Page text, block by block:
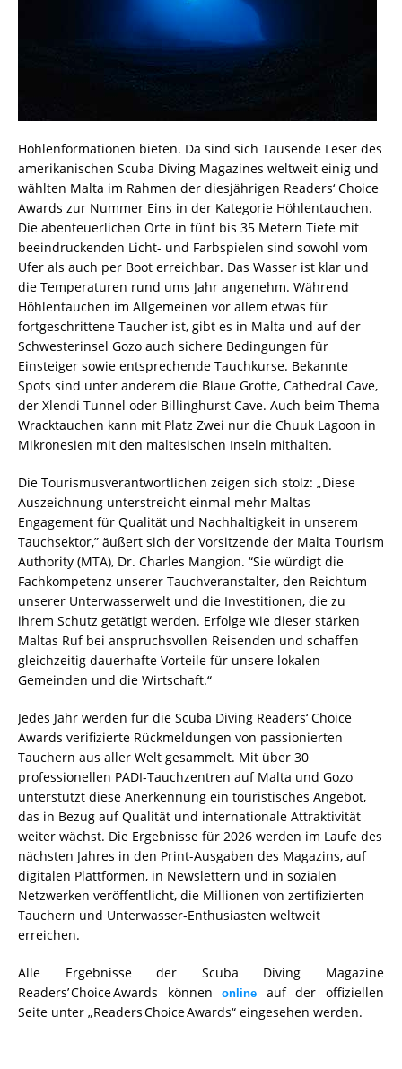
Höhlenformationen bieten. Da sind sich Tausende Leser des
amerikanischen Scuba Diving Magazines weltweit einig und
wählten Malta im Rahmen der diesjährigen Readers‘ Choice
Awards zur Nummer Eins in der Kategorie Höhlentauchen.
Die abenteuerlichen Orte in fünf bis 35 Metern Tiefe mit
beeindruckenden Licht- und Farbspielen sind sowohl vom
Ufer als auch per Boot erreichbar. Das Wasser ist klar und
die Temperaturen rund ums Jahr angenehm. Während
Höhlentauchen im Allgemeinen vor allem etwas für
fortgeschrittene Taucher ist, gibt es in Malta und auf der
Schwesterinsel Gozo auch sichere Bedingungen für
Einsteiger sowie entsprechende Tauchkurse. Bekannte
Spots sind unter anderem die Blaue Grotte, Cathedral Cave,
der Xlendi Tunnel oder Billinghurst Cave. Auch beim Thema
Wracktauchen kann mit Platz Zwei nur die Chuuk Lagoon in
Mikronesien mit den maltesischen Inseln mithalten.
Die Tourismusverantwortlichen zeigen sich stolz: „Diese
Auszeichnung unterstreicht einmal mehr Maltas
Engagement für Qualität und Nachhaltigkeit in unserem
Tauchsektor,” äußert sich der Vorsitzende der Malta Tourism
Authority (MTA), Dr. Charles Mangion. “Sie würdigt die
Fachkompetenz unserer Tauchveranstalter, den Reichtum
unserer Unterwasserwelt und die Investitionen, die zu
ihrem Schutz getätigt werden. Erfolge wie dieser stärken
Maltas Ruf bei anspruchsvollen Reisenden und schaffen
gleichzeitig dauerhafte Vorteile für unsere lokalen
Gemeinden und die Wirtschaft.“
Jedes Jahr werden für die Scuba Diving Readers‘ Choice
Awards verifizierte Rückmeldungen von passionierten
Tauchern aus aller Welt gesammelt. Mit über 30
professionellen PADI-Tauchzentren auf Malta und Gozo
unterstützt diese Anerkennung ein touristisches Angebot,
das in Bezug auf Qualität und internationale Attraktivität
weiter wächst. Die Ergebnisse für 2026 werden im Laufe des
nächsten Jahres in den Print-Ausgaben des Magazins, auf
digitalen Plattformen, in Newslettern und in sozialen
Netzwerken veröffentlicht, die Millionen von zertifizierten
Tauchern und Unterwasser-Enthusiasten weltweit
erreichen.
Alle Ergebnisse der Scuba Diving Magazine
Readers’ Choice Awards könnenonline
auf der offiziellen
Seite unter „Readers Choice Awards“ eingesehen werden.